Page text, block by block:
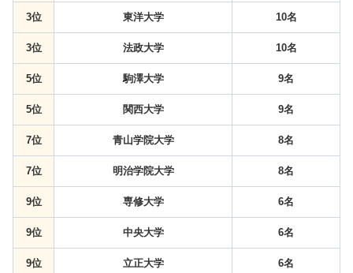
3位 東洋大学 10名
3位 法政大学 10名
5位 駒澤大学 9名
5位 関西大学 9名
7位 青山学院大学 8名
7位 明治学院大学 8名
9位 専修大学 6名
9位 中央大学 6名
9位 立正大学 6名